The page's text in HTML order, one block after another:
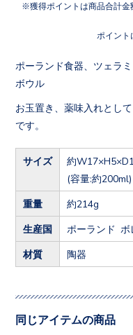
獲得ポイントは商品合計
ポイント
ポーランド食器、ツェラ
ボウル
お玉置き、薬味入れとし
です。
サイズ
約
(容量:約200ml)
重量 約214g
生産国 ポーランド ボ
材質 陶器
同じアイテムの商品